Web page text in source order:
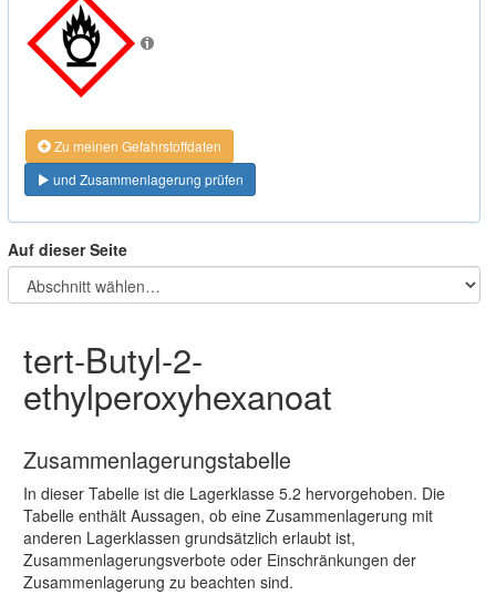
Zu meinen Gefahrstoffdaten
und Zusammenlagerung prüfen
Auf dieser Seite
tert-Butyl-2-
ethylperoxyhexanoat
Zusammenlagerungstabelle
In dieser Tabelle ist die Lagerklasse 5.2 hervorgehoben. Die
Tabelle enthält Aussagen, ob eine Zusammenlagerung mit
anderen Lagerklassen grundsätzlich erlaubt ist,
Zusammenlagerungsverbote oder Einschränkungen der
Zusammenlagerung zu beachten sind.